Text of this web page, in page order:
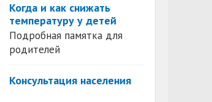
Когда и как снижать
температуру у детей
Подробная памятка для
родителей
Консультация населения